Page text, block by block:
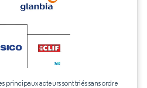
principaux acteurs sont triés sans ordre